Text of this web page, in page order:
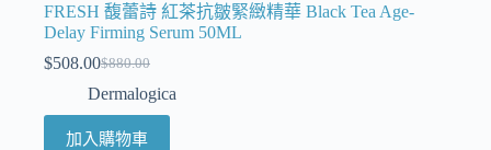
FRESH 馥蕾詩 紅茶抗皺緊緻精華 Black Tea Age-
Delay Firming Serum 50ML
$880.00
$508.00
Dermalogica
加入購物車